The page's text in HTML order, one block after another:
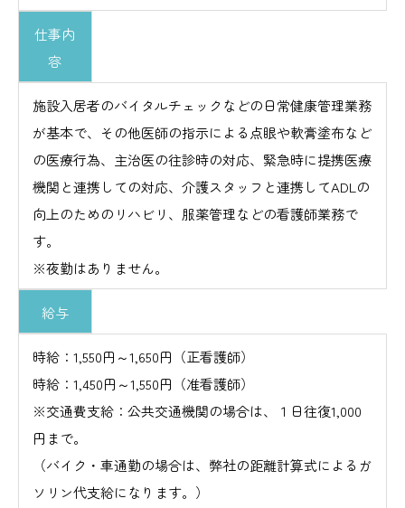
仕事内
容
施設入居者のバイタルチェックなどの日常健康管理業務
が基本で、その他医師の指示による点眼や軟膏塗布など
の医療行為、主治医の往診時の対応、緊急時に提携医療
機関と連携しての対応、介護スタッフと連携してADLの
向上のためのリハビリ、服薬管理などの看護師業務で
す。
※夜勤はありません。
給与
時給：1,550円～1,650円（正看護師）
時給：1,450円～1,550円（准看護師）
※交通費支給：公共交通機関の場合は、１日往復1,000
円まで。
（バイク・車通勤の場合は、弊社の距離計算式によるガ
ソリン代支給になります。）